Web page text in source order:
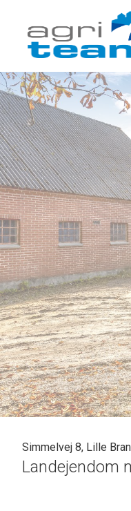
Simmelvej 8, Lille
Landejendom